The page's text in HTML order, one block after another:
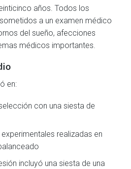
años. Todos los
a un examen médico
del sueño, afecciones
médicos importantes.
en:
con una siesta de
realizadas en
incluyó una siesta de una